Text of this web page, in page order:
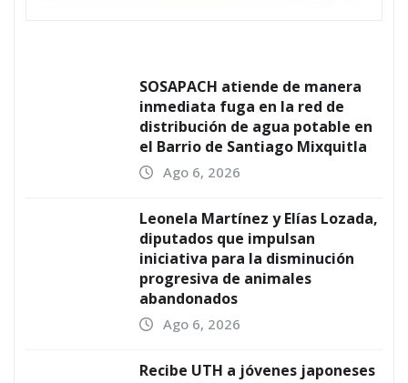
SOSAPACH atiende de manera
inmediata fuga en la red de
distribución de agua potable en
el Barrio de Santiago Mixquitla
Ago 6, 2026
Leonela Martínez y Elías Lozada,
diputados que impulsan
iniciativa para la disminución
progresiva de animales
abandonados
Ago 6, 2026
Recibe UTH a jóvenes japoneses